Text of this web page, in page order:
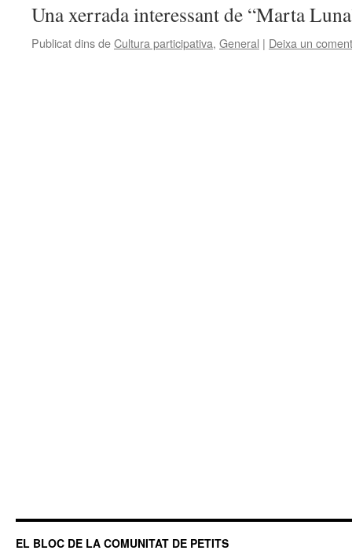
Una xerrada interessant de “Marta
Publicat dins deCultura participativa, General | Deixa un
EL BLOC DE LA COMUNITAT DE PETITS